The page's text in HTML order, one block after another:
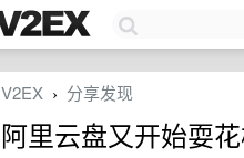
V2EX › 分享发现
阿里云盘又开始耍